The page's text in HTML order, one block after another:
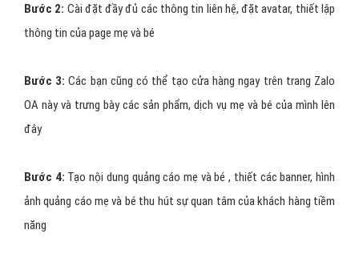
Bước 2: Cài đặt đầy đủ các thông tin liên hệ, đặt avatar, thiết lập
thông tin của page mẹ và bé
Bước 3: Các bạn cũng có thể tạo cửa hàng ngay trên trang Zalo
OA này và trưng bày các sản phẩm, dịch vụ mẹ và bé của mình lên
đây
Bước 4: Tạo nội dung quảng cáo mẹ và bé , thiết các banner, hình
ảnh quảng cáo mẹ và bé thu hút sự quan tâm của khách hàng tiềm
năng